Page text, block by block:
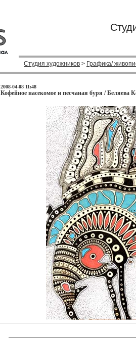
Студия художников > Графика/
2008-04-08 11:48
Кофейное насекомое и песчаная буря / Беляева